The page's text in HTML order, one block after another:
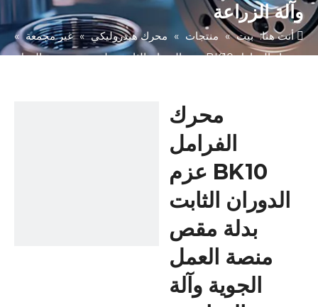
وآلة الزراعة
أنت هنا: بيت » منتجات » محرك هيدروليكي » غير مجمعة »
محرك الفرامل BK10 عزم الدوران الثابت بدلة مقص منصة العمل
محرك
الفرامل
BK10 عزم
الدوران الثابت
بدلة مقص
منصة العمل
الجوية وآلة